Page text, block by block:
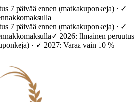
7 päivää ennen (matkakuponkeja) · ✓
7 päivää ennen (matkakuponkeja) · ✓
✓ 2026: Ilmainen peruutus
· ✓ 2027: Varaa vain 10 %